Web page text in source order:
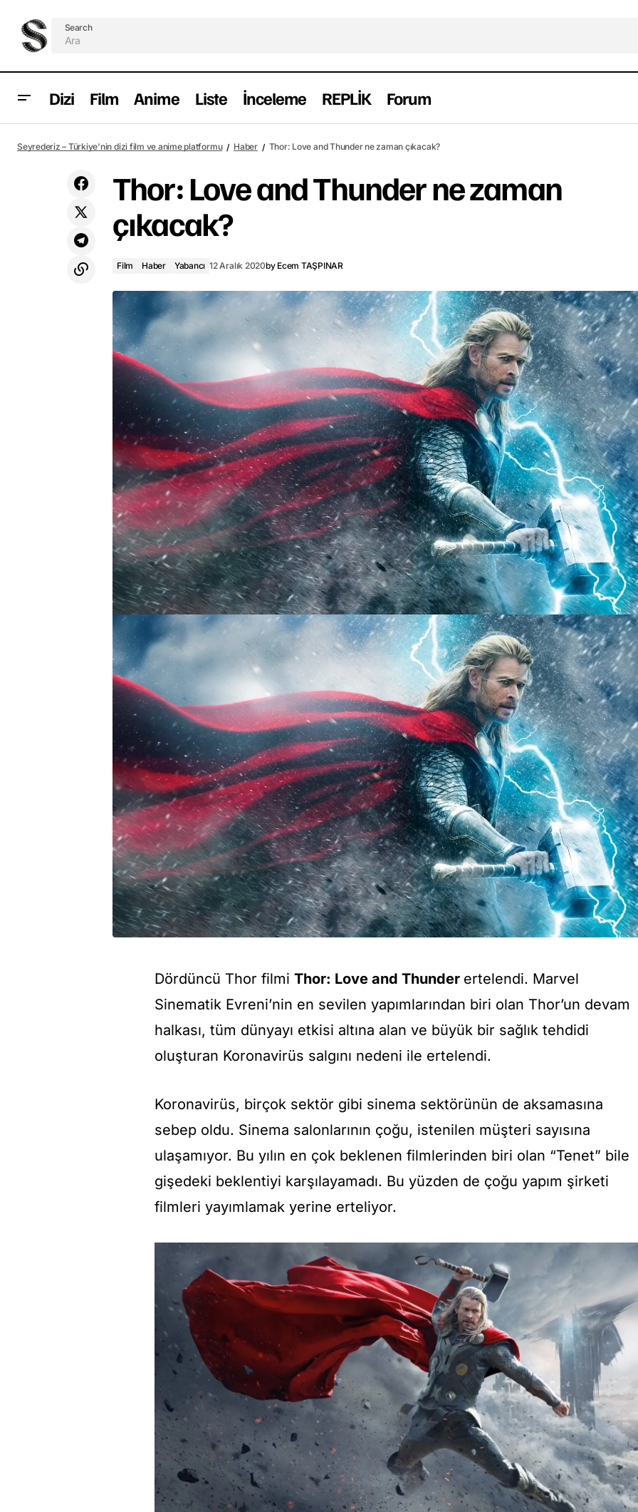
Search
Dizi Film Anime Liste İnceleme REPLİK Forum
Captain Marvel 2 ertelendi Film Haber Yabancı Thor: Love and Thunder ne zaman
Seyrederiz – Türkiye'nin dizi film ve anime platformu Haber Thor: Love and Thunder ne zaman çıkacak?
Thor: Love and Thunder ne zaman
çıkacak?
Film Haber Yabancı 12 Aralık 2020by Ecem TAŞPINAR
Dördüncü Thor filmi Thor: Love and Thunder ertelendi. Marvel
Sinematik Evreni’nin en sevilen yapımlarından biri olan Thor’un devam
halkası, tüm dünyayı etkisi altına alan ve büyük bir sağlık tehdidi
oluşturan Koronavirüs salgını nedeni ile ertelendi.
Koronavirüs, birçok sektör gibi sinema sektörünün de aksamasına
sebep oldu. Sinema salonlarının çoğu, istenilen müşteri sayısına
ulaşamıyor. Bu yılın en çok beklenen filmlerinden biri olan “Tenet” bile
gişedeki beklentiyi karşılayamadı. Bu yüzden de çoğu yapım şirketi
filmleri yayımlamak yerine erteliyor.